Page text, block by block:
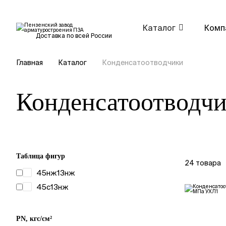
Доставка по всей России
Каталог
Главная Каталог Конденсатоотводчики
Таблица фигур
45нж13нж
45с13нж
PN, кгс/см²
24 товара